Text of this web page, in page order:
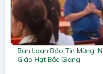
Ban Loan Báo Tin Mừng:
Giáo Hạt Bắc Giang